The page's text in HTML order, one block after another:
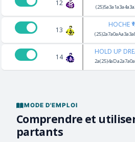
12
13
HOCHE
14
HOLD UP
MODE D'EMPLOI
Comprendre et
partants